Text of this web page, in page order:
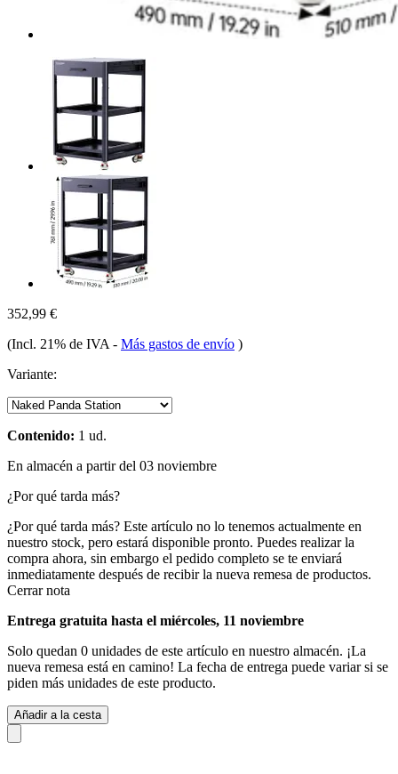
352,99 €
(Incl. 21% de IVA - Más gastos de envío )
Variante:
Contenido: 1 ud.
En almacén a partir del 03 noviembre
¿Por qué tarda más?
¿Por qué tarda más? Este artículo no lo tenemos actualmente en
nuestro stock, pero estará disponible pronto. Puedes realizar la
compra ahora, sin embargo el pedido completo se te enviará
inmediatamente después de recibir la nueva remesa de productos.
Cerrar nota
Entrega gratuita hasta el miércoles, 11 noviembre
Solo quedan 0 unidades de este artículo en nuestro almacén. ¡La
nueva remesa está en camino! La fecha de entrega puede variar si se
piden más unidades de este producto.
Añadir a la cesta